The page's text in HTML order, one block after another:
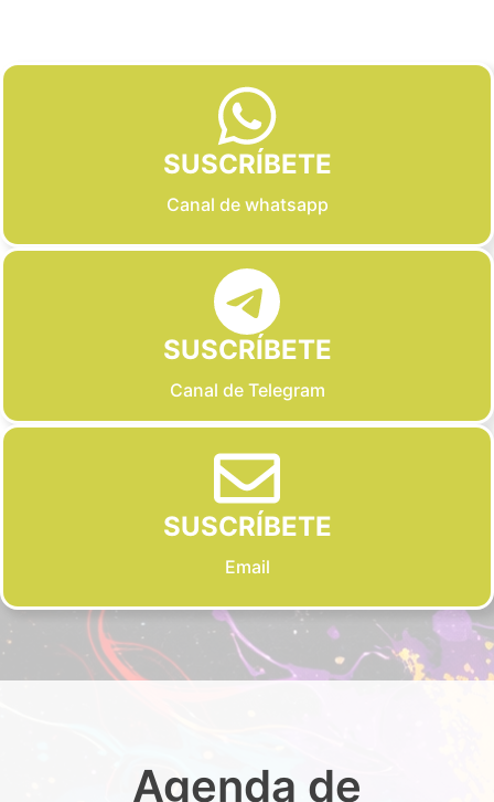
SUSCRÍBETE
Canal de whatsapp
SUSCRÍBETE
Canal de Telegram
SUSCRÍBETE
Email
Agenda de